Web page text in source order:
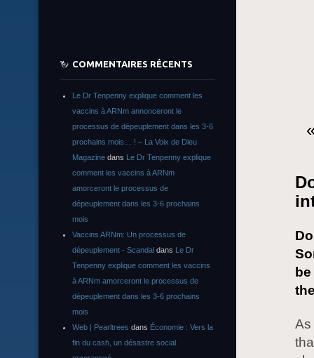
As
COMMENTAIRES RÉCENTS
Le Dr Tenpenny explique comment les
vaccins à ARNm annonceront le
processus de dépeuplement dans les 3-6
prochains mois… ! – La Voix de Dieu
Magazine dans Le Dr Tenpenny explique
comment les vaccins à ARNm
amorceront le processus de
dépeuplement dans les 3-6 prochains
mois
Vaccins ARNm: Un processus de
dépeuplement - Scandal dans Le Dr
Tenpenny explique comment les vaccins
à ARNm amorceront le processus de
dépeuplement dans les 3-6 prochains
mois
Web | Pearltrees dans Économie : Vers la
fin du cash, un désastre social